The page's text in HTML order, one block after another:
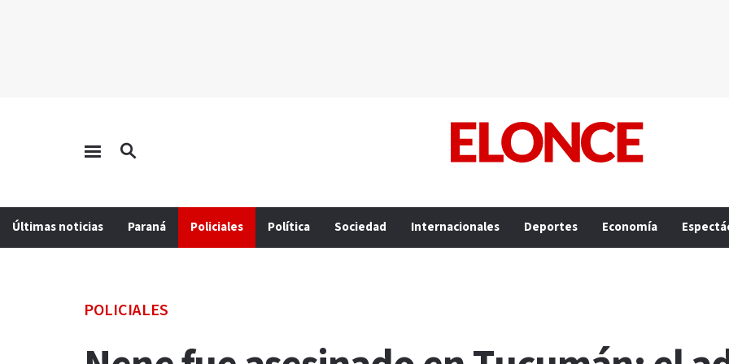
Últimas noticias Paraná Policiales Política Sociedad Internacionales Deportes Economía
POLICIALES